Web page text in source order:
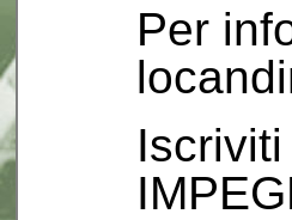
Per